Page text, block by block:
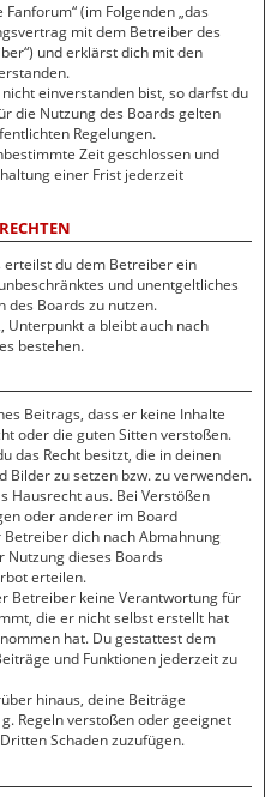
(im Folgenden „das
mit dem Betreiber des
und erklärst dich mit den
einverstanden bist, so darfst du
die Nutzung des Boards gelten
Regelungen.
Zeit geschlossen und
einer Frist jederzeit
du dem Betreiber ein
und unentgeltliches
des Boards zu nutzen.
Unterpunkt a bleibt auch nach
bestehen.
Beitrags, dass er keine Inhalte
oder die guten Sitten verstoßen.
das Recht besitzt, die in deinen
Bilder zu setzen bzw. zu verwenden.
Hausrecht aus. Bei Verstößen
oder anderer im Board
dich nach Abmahnung
dieses Boards
erteilen.
Betreiber keine Verantwortung für
die er nicht selbst erstellt hat
hat. Du gestattest dem
und Funktionen jederzeit zu
hinaus, deine Beiträge
Regeln verstoßen oder geeignet
Schaden zuzufügen.